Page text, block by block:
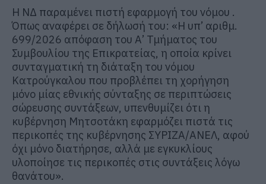
Η ΝΔ παραμένει πιστή εφαρμογή του νόμου .
Όπως αναφέρει σε δήλωσή του: «Η υπ’ αριθμ.
699/2026 απόφαση του Α’ Τμήματος του
Συμβουλίου της Επικρατείας, η οποία κρίνει
συνταγματική τη διάταξη του νόμου
Κατρούγκαλου που προβλέπει τη χορήγηση
μόνο μίας εθνικής σύνταξης σε περιπτώσεις
σώρευσης συντάξεων, υπενθυμίζει ότι η
κυβέρνηση Μητσοτάκη εφαρμόζει πιστά τις
περικοπές της κυβέρνησης ΣΥΡΙΖΑ/ΑΝΕΛ, αφού
όχι μόνο διατήρησε, αλλά με εγκυκλίους
υλοποίησε τις περικοπές στις συντάξεις λόγω
θανάτου».